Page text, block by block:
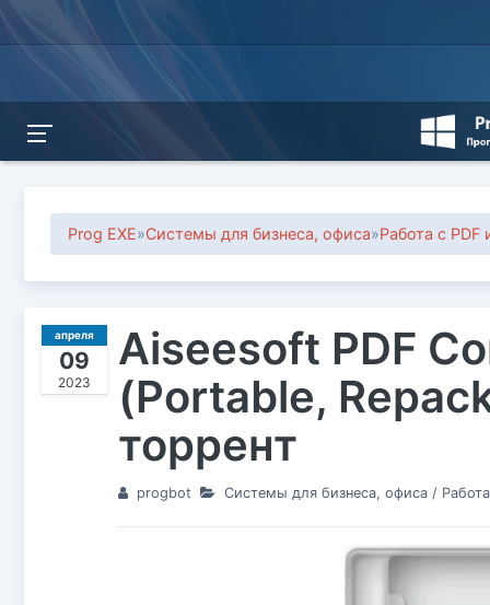
Prog EXE»Системы для бизнеса, офиса»Работа с PDF
апреля
09
2023
Aiseesoft PDF
(Portable,
торрент
progbot Системы для бизнеса, офиса/